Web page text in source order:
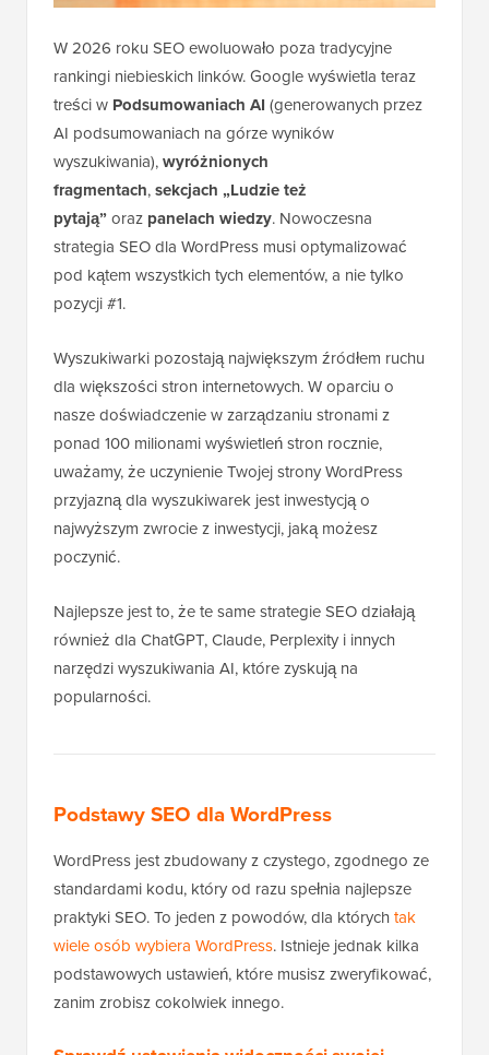
W 2026 roku SEO ewoluowało poza tradycyjne
rankingi niebieskich linków. Google wyświetla teraz
treści w Podsumowaniach AI (generowanych przez
AI podsumowaniach na górze wyników
wyszukiwania),wyróżnionych
fragmentach,sekcjach „Ludzie też
pytają”oraz panelach wiedzy. Nowoczesna
strategia SEO dla WordPress musi optymalizować
pod kątem wszystkich tych elementów, a nie tylko
pozycji #1.
Wyszukiwarki pozostają największym źródłem ruchu
dla większości stron internetowych. W oparciu o
nasze doświadczenie w zarządzaniu stronami z
ponad 100 milionami wyświetleń stron rocznie,
uważamy, że uczynienie Twojej strony WordPress
przyjazną dla wyszukiwarek jest inwestycją o
najwyższym zwrocie z inwestycji, jaką możesz
poczynić.
Najlepsze jest to, że te same strategie SEO działają
również dla ChatGPT, Claude, Perplexity i innych
narzędzi wyszukiwania AI, które zyskują na
popularności.
Podstawy SEO dla WordPress
WordPress jest zbudowany z czystego, zgodnego ze
standardami kodu, który od razu spełnia najlepsze
praktyki SEO. To jeden z powodów, dla którychtak
wiele osób wybiera WordPress. Istnieje jednak kilka
podstawowych ustawień, które musisz zweryfikować,
zanim zrobisz cokolwiek innego.